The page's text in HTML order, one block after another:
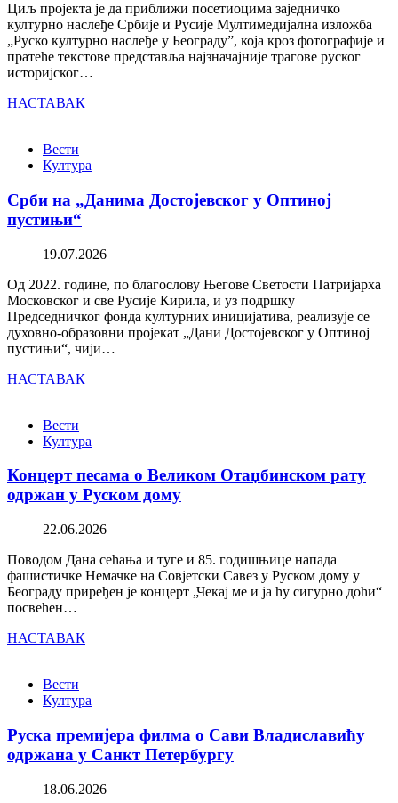
Циљ пројекта је да приближи посетиоцима заједничко
културно наслеђе Србије и Русије Мултимедијална изложба
„Руско културно наслеђе у Београду”, која кроз фотографије и
пратеће текстове представља најзначајније трагове руског
историјског…
НАСТАВАК
Вести
Култура
Срби на „Данима Достојевског у Оптиној
пустињи“
19.07.2026
Од 2022. године, по благослову Његове Светости Патријарха
Московског и све Русије Кирила, и уз подршку
Председничког фонда културних иницијатива, реализује се
духовно-образовни пројекат „Дани Достојевског у Оптиној
пустињи“, чији…
НАСТАВАК
Вести
Култура
Концерт песама о Великом Отаџбинском рату
одржан у Руском дому
22.06.2026
Поводом Дана сећања и туге и 85. годишњице напада
фашистичке Немачке на Совјетски Савез у Руском дому у
Београду приређен је концерт „Чекај ме и ја ћу сигурно доћи“
посвећен…
НАСТАВАК
Вести
Култура
Руска премијера филма о Сави Владиславићу
одржана у Санкт Петербургу
18.06.2026